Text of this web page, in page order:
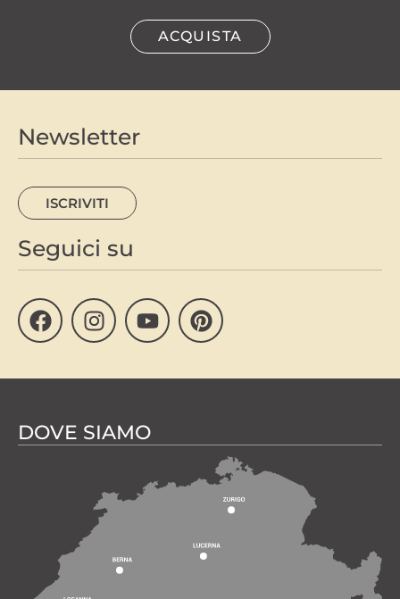
ACQUISTA
Newsletter
ISCRIVITI
Seguici su
DOVE SIAMO